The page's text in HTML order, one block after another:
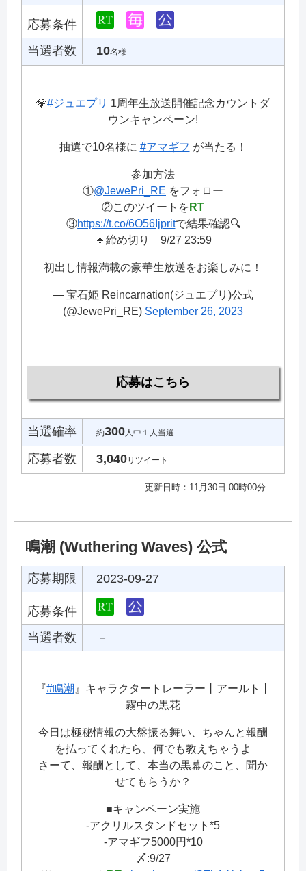
応募条件
当選者数
10名様
💎#ジュエプリ 1周年生放送開催記念カウントダ
ウンキャンペーン!
抽選で10名様に #アマギフ が当たる！
参加方法
①@JewePri_RE をフォロー
②このツイートを RT
③https://t.co/6O56Ijpritで結果確認🔍
🔹締め切り 9/27 23:59
初出し情報満載の豪華生放送をお楽しみに！
— 宝石姫 Reincarnation(ジュエプリ)公式
(@JewePri_RE) September 26, 2023
応募はこちら
当選確率 約300人中１人当選
応募者数 3,040リツイート
更新日時：11月30日 00時00分
鳴潮 (Wuthering Waves) 公式
応募期限 2023-09-27
応募条件
当選者数
－
『#鳴潮 』キャラクタートレーラー丨アールト丨
霧中の黒花
今日は極秘情報の大盤振る舞い、ちゃんと報酬
を払ってくれたら、何でも教えちゃうよ
さーて、報酬として、本当の黒幕のこと、聞か
せてもらうか？
■キャンペーン実施
-アクリルスタンドセット*5
-アマギフ5000円*10
〆:9/27